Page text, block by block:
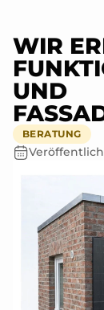
WIR
UND
BERATUNG